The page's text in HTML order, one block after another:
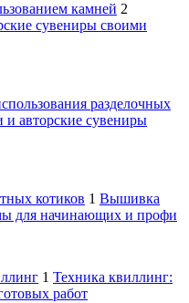
камней 2
сувениры своими
разделочных
авторские сувениры
котиков 1 Вышивка
для начинающих и профи
1 Техника квиллинг:
работ